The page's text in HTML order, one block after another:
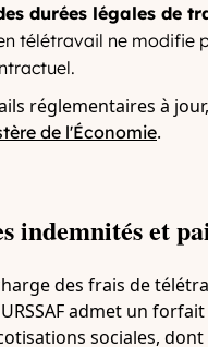
durées légales de
télétravail ne modifie
réglementaires à
de l'Économie.
indemnités et
des frais de
admet un
sociales,